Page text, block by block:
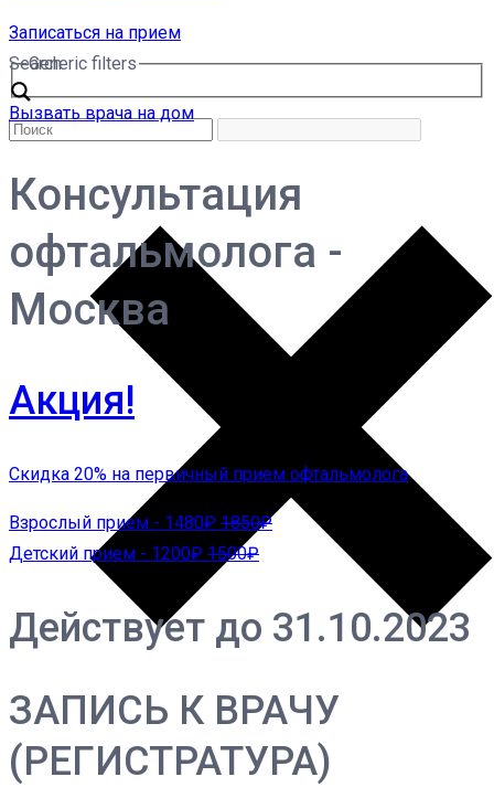
Записаться на прием
Search
Generic filters
Вызвать врача на дом
Консультация
офтальмолога -
Москва
Акция!
Скидка 20% на первичный прием офтальмолога
Взрослый прием - 1480₽ 1850₽
Детский прием - 1200₽ 1500₽
Действует до 31.10.2023
ЗАПИСЬ К ВРАЧУ
(РЕГИСТРАТУРА)